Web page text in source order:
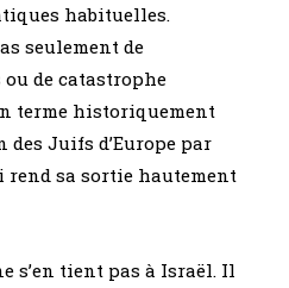
habituelles.
seulement de
de catastrophe
terme historiquement
Juifs d’Europe par
rend sa sortie hautement
s’en tient pas à Israël. Il